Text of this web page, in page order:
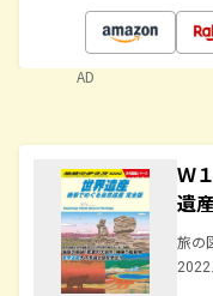
AD
Ｗ
遺
旅の